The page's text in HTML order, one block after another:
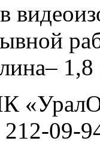
09-